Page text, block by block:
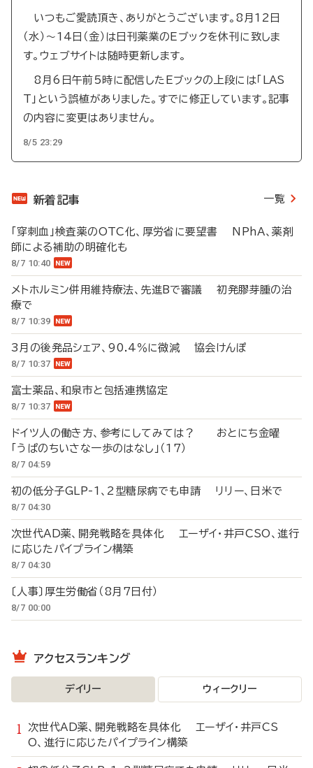
いつもご愛読頂き、ありがとうございます。8月12日
（水）～14日（金）は日刊薬業のEブックを休刊に致しま
す。ウェブサイトは随時更新します。
8月6日午前5時に配信したEブックの上段には「LAS
T」という誤植がありました。すでに修正しています。記事
の内容に変更はありません。
8/5 23:29
新着記事 一覧
「穿刺血」検査薬のOTC化、厚労省に要望書 NPhA、薬剤
師による補助の明確化も
8/7 10:40
メトホルミン併用維持療法、先進Bで審議 初発膠芽腫の治
療で
8/7 10:39
3月の後発品シェア、90.4％に微減 協会けんぽ
8/7 10:37
富士薬品、和泉市と包括連携協定
8/7 10:37
ドイツ人の働き方、参考にしてみては？ おとにち金曜
「うぱのちいさな一歩のはなし」（17）
8/7 04:59
初の低分子GLP-1、2型糖尿病でも申請 リリー、日米で
8/7 04:30
次世代AD薬、開発戦略を具体化 エーザイ・井戸CSO、進行
に応じたパイプライン構築
8/7 04:30
〔人事〕厚生労働省（8月7日付）
8/7 00:00
アクセスランキング
デイリー ウィークリー
次世代AD薬、開発戦略を具体化 エーザイ・井戸CS
O、進行に応じたパイプライン構築